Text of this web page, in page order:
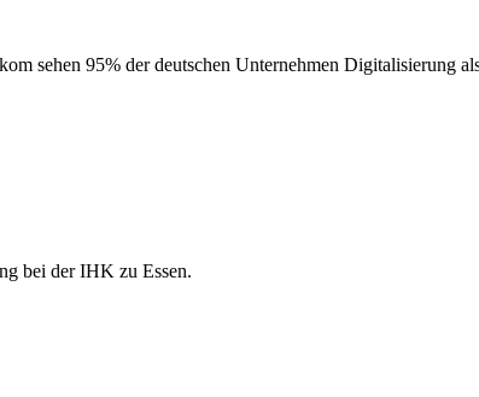
sehen 95% der deutschen Unternehmen Digitalisierung
bei der IHK zu Essen.